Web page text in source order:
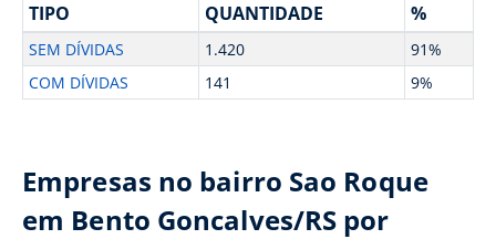
TIPO QUANTIDADE %
SEM DÍVIDAS 1.420
91%
COM DÍVIDAS
141 9%
Empresas no bairro Sao Roque
em Bento Goncalves/RS por